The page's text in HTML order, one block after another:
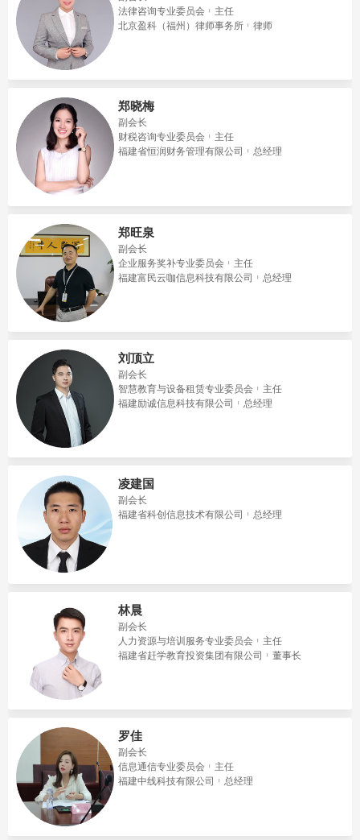
法律咨询专业委员会
主任
北京盈科（福州）律师事务所
律师
郑晓梅
副会长
财税咨询专业委员会
主任
福建省恒润财务管理有限公司
总经理
郑旺泉
副会长
企业服务奖补专业委员会
主任
福建富民云咖信息科技有限公司
总经理
刘顶立
副会长
智慧教育与设备租赁专业委员会
主任
福建励诚信息科技有限公司
总经理
凌建国
副会长
福建省科创信息技术有限公司
总经理
林晨
副会长
人力资源与培训服务专业委员会
主任
福建省赶学教育投资集团有限公司
董事长
罗佳
副会长
信息通信专业委员会
主任
福建中线科技有限公司
总经理